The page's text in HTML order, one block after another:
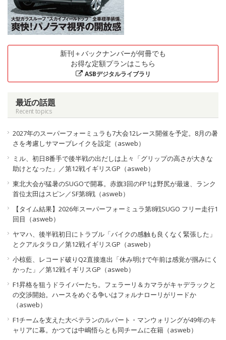
新刊＋バックナンバーが何冊でも
お得な定額プランはこちら
ASBデジタルライブラリ
最近の話題
Recent topics
2027年のスーパーフォーミュラも7大会12レース開催を予定。8月の暑
さを考慮しサマーブレイクを設定（asweb）
ミル、初日8番手で後半戦の出だしは上々「グリップの高さが大きな
助けとなった」／第12戦イギリスGP（asweb）
東北大会が猛暑のSUGOで開幕。赤旗3回のFP1は野尻が最速、ランク
首位太田はスピン／SF第8戦（asweb）
【タイム結果】2026年スーパーフォーミュラ第8戦SUGO フリー走行1
回目（asweb）
ヤマハ、後半戦初日にトラブル「バイクの感触も良くなく緊張した」
とクアルタラロ／第12戦イギリスGP（asweb）
小椋藍、レコード破りQ2直接進出「休み明けで午前は感覚が掴みにく
かった」／第12戦イギリスGP（asweb）
F1昇格を狙うドライバーたち。フェラーリ＆カマラがキャデラックと
の交渉開始。ハースをめぐる争いはフォルナローリがリードか
（asweb）
F1チームを支えた大ベテランのルパート・マンウォリングが49年のキ
ャリアに幕。かつては中嶋悟らとも同チームに在籍（asweb）